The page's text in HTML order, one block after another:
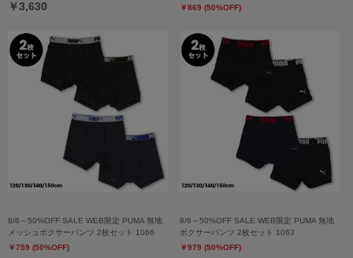
￥3,630
￥869 (50%OFF)
8/6～50%OFF SALE WEB限定 PUMA 無地
メッシュボクサーパンツ 2枚セット 1066
￥759 (50%OFF)
8/6～50%OFF SALE WEB限定 PUMA 無地
ボクサーパンツ 2枚セット 1063
￥979 (50%OFF)